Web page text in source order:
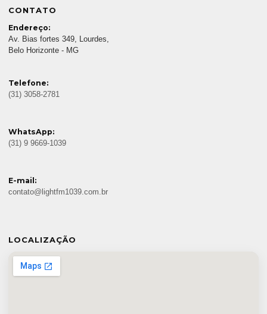
CONTATO
Endereço:
Av. Bias fortes 349, Lourdes,
Belo Horizonte - MG
Telefone:
(31) 3058-2781
WhatsApp:
(31) 9 9669-1039
E-mail:
contato@lightfm1039.com.br
LOCALIZAÇÃO